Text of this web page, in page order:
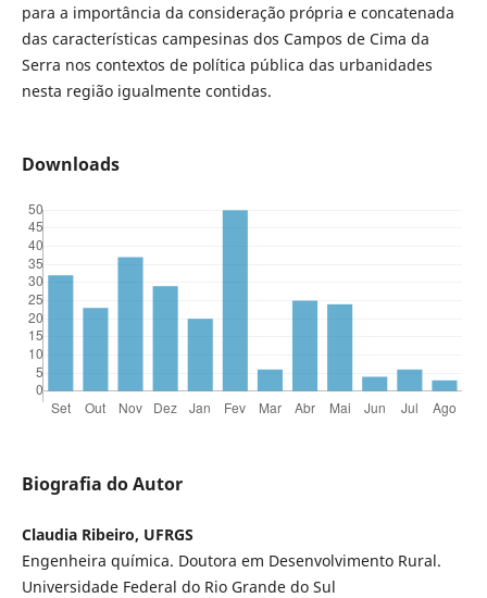
para a importância da consideração própria e concatenada
das características campesinas dos Campos de Cima da
Serra nos contextos de política pública das urbanidades
nesta região igualmente contidas.
Downloads
Biografia do Autor
Claudia Ribeiro, UFRGS
Engenheira química. Doutora em Desenvolvimento Rural.
Universidade Federal do Rio Grande do Sul